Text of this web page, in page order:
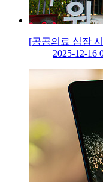
[공공의료 심장
2025-12-16